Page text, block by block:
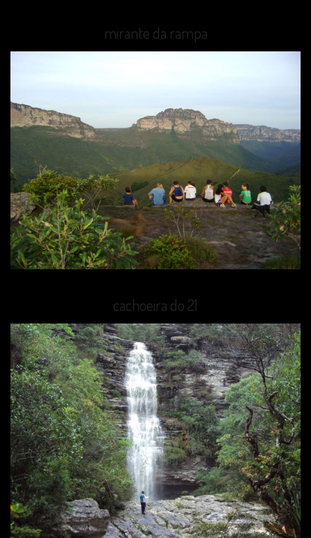
mirante da rampa
cachoeira do 21